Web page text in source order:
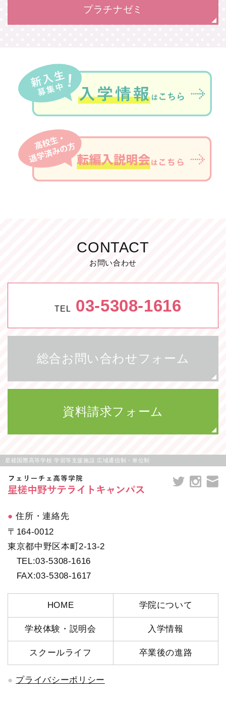
プラチナゼミ
CONTACT
お問い合わせ
TEL 03-5308-1616
総合お問い合わせフォーム
資料請求フォーム
星槎国際高等学校 学習等支援施設 広域通信制・単位制
住所・連絡先
〒164-0012
東京都中野区本町2-13-2
TEL:03-5308-1616
FAX:03-5308-1617
HOME 学院について
学校体験・説明会 入学情報
スクールライフ 卒業後の進路
プライバシーポリシー